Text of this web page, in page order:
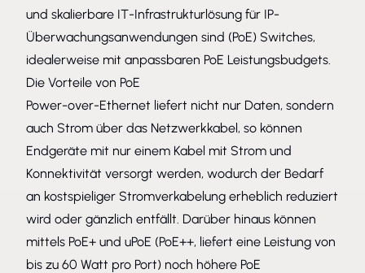
und skalierbare IT-Infrastrukturlösung für IP-
Überwachungsanwendungen sind (PoE) Switches,
idealerweise mit anpassbaren PoE Leistungsbudgets.
Die Vorteile von PoE
Power-over-Ethernet liefert nicht nur Daten, sondern
auch Strom über das Netzwerkkabel, so können
Endgeräte mit nur einem Kabel mit Strom und
Konnektivität versorgt werden, wodurch der Bedarf
an kostspieliger Stromverkabelung erheblich reduziert
wird oder gänzlich entfällt. Darüber hinaus können
mittels PoE+ und uPoE (PoE++, liefert eine Leistung von
bis zu 60 Watt pro Port) noch höhere PoE